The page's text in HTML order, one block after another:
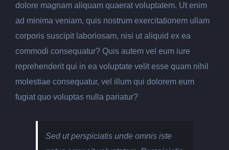
dolore magnam aliquam quaerat voluptatem. Ut enim
ad minima veniam, quis nostrum exercitationem ullam
corporis suscipit laboriosam, nisi ut aliquid ex ea
commodi consequatur? Quis autem vel eum iure
reprehenderit qui in ea voluptate velit esse quam nihil
molestiae consequatur, vel illum qui dolorem eum
fugiat quo voluptas nulla pariatur?
Sed ut perspiciatis unde omnis iste